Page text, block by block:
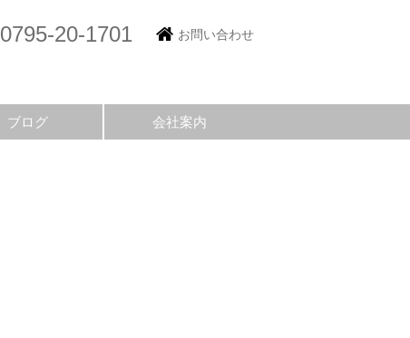
0795-20-1701 お問い合わせ
ブログ 会社案内